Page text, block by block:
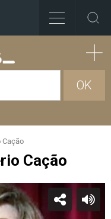
OK
Cação
Cação